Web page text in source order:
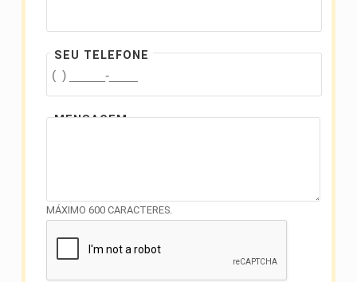
SEU TELEFONE
MENSAGEM
MÁXIMO 600 CARACTERES.